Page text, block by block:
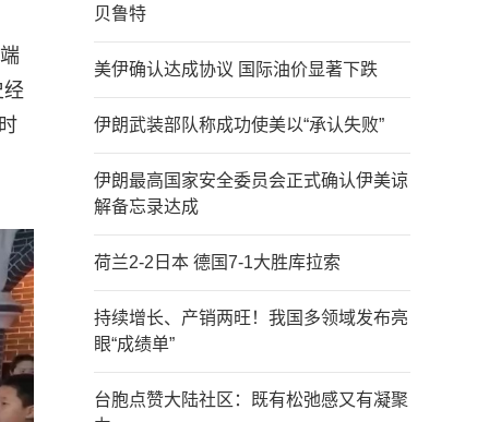
经
贝鲁特
美伊确认达成协议 国际油价显著下跌
伊朗武装部队称成功使美以“承认失败”
伊朗最高国家安全委员会正式确认伊美谅
解备忘录达成
荷兰2-2日本 德国7-1大胜库拉索
持续增长、产销两旺！我国多领域发布亮
眼“成绩单”
台胞点赞大陆社区：既有松弛感又有凝聚